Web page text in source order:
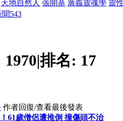
天地自然人 張開基 廣義靈魂學 靈
聞543
1970|排名: 17
作者回復/查看最後發表
61歲僧侶遭推倒 撞傷頭不治